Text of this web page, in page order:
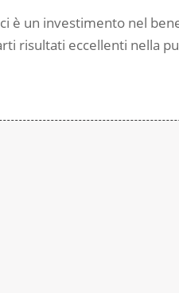
è un investimento nel
risultati eccellenti nella